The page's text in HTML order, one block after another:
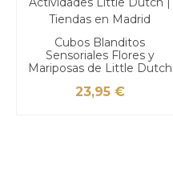
Cubos Blanditos
Sensoriales Flores y
Mariposas de Little Dutch
23,95 €